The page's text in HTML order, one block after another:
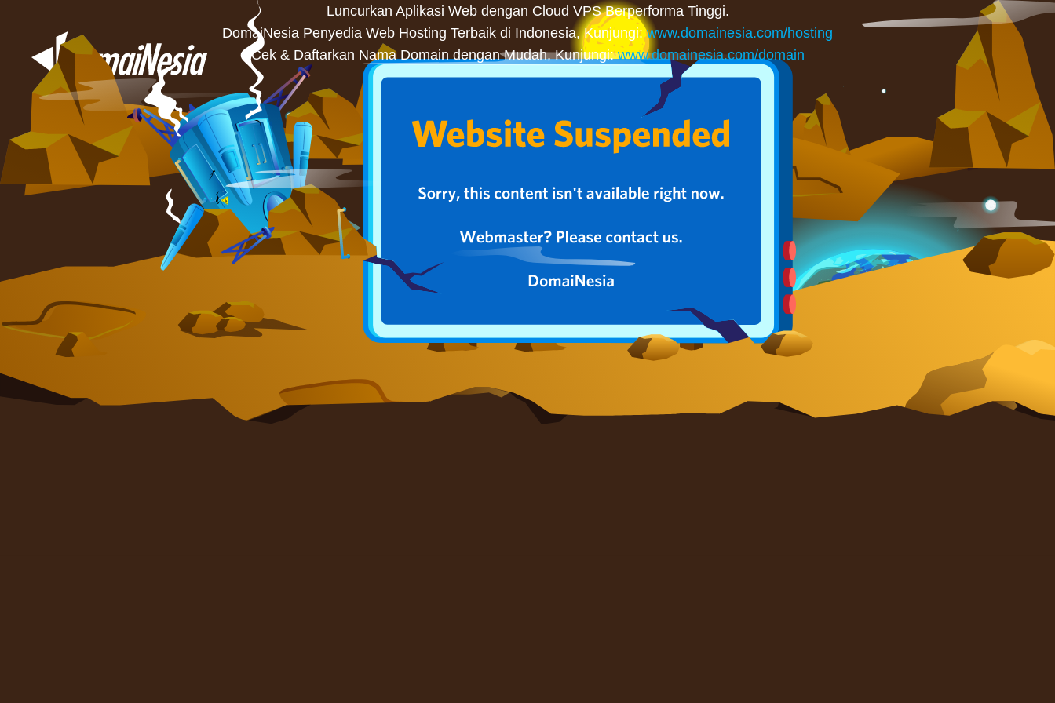
Luncurkan Aplikasi Web dengan Cloud VPS Berperforma Tinggi.
DomaiNesia Penyedia Web Hosting Terbaik di Indonesia, Kunjungi:www.domainesia.com/hosting
Cek & Daftarkan Nama Domain dengan Mudah, Kunjungi:www.domainesia.com/domain